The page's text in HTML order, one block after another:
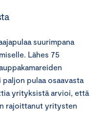
suurimpana
Lähes 75
paljon pulaa osaavasta
yrityksistä arvioi, että
rajoittanut yritysten